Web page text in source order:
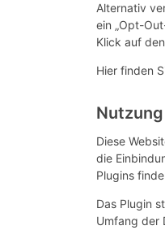
Alternativ
ein „Opt-
Klick auf
Hier finden
Diese
die
Plugins
Das Plugin
Umfang der